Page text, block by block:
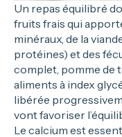
Un repas équilibré
fruits frais qui
minéraux, de la
protéines) et des
complet, pomme de
aliments à index
libérée
vont favoriser
Le calcium est